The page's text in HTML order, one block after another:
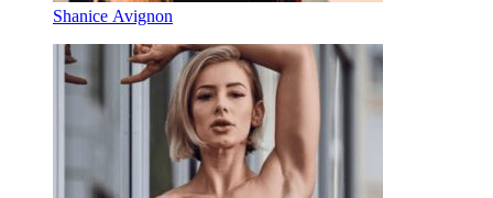
Shanice Avignon